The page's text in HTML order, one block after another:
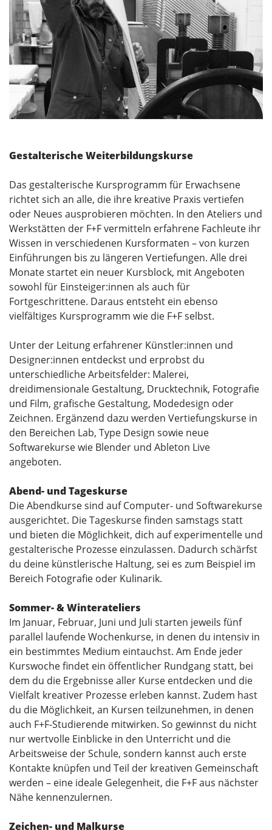
Gestalterische Weiterbildungskurse
Das gestalterische Kursprogramm für Erwachsene
richtet sich an alle, die ihre kreative Praxis vertiefen
oder Neues ausprobieren möchten. In den Ateliers und
Werkstätten der F+F vermitteln erfahrene Fachleute ihr
Wissen in verschiedenen Kursformaten – von kurzen
Einführungen bis zu längeren Vertiefungen. Alle drei
Monate startet ein neuer Kursblock, mit Angeboten
sowohl für Einsteiger:innen als auch für
Fortgeschrittene. Daraus entsteht ein ebenso
vielfältiges Kursprogramm wie die F+F selbst.
Unter der Leitung erfahrener Künstler:innen und
Designer:innen entdeckst und erprobst du
unterschiedliche Arbeitsfelder: Malerei,
dreidimensionale Gestaltung, Drucktechnik, Fotografie
und Film, grafische Gestaltung, Modedesign oder
Zeichnen. Ergänzend dazu werden Vertiefungskurse in
den Bereichen Lab, Type Design sowie neue
Softwarekurse wie Blender und Ableton Live
angeboten.
Abend- und Tageskurse
Die Abendkurse sind auf Computer- und Softwarekurse
ausgerichtet. Die Tageskurse finden samstags statt
und bieten die Möglichkeit, dich auf experimentelle und
gestalterische Prozesse einzulassen. Dadurch schärfst
du deine künstlerische Haltung, sei es zum Beispiel im
Bereich Fotografie oder Kulinarik.
Sommer- & Winterateliers
Im Januar, Februar, Juni und Juli starten jeweils fünf
parallel laufende Wochenkurse, in denen du intensiv in
ein bestimmtes Medium eintauchst. Am Ende jeder
Kurswoche findet ein öffentlicher Rundgang statt, bei
dem du die Ergebnisse aller Kurse entdecken und die
Vielfalt kreativer Prozesse erleben kannst. Zudem hast
du die Möglichkeit, an Kursen teilzunehmen, in denen
auch F+F-Studierende mitwirken. So gewinnst du nicht
nur wertvolle Einblicke in den Unterricht und die
Arbeitsweise der Schule, sondern kannst auch erste
Kontakte knüpfen und Teil der kreativen Gemeinschaft
werden – eine ideale Gelegenheit, die F+F aus nächster
Nähe kennenzulernen.
Zeichen- und Malkurse